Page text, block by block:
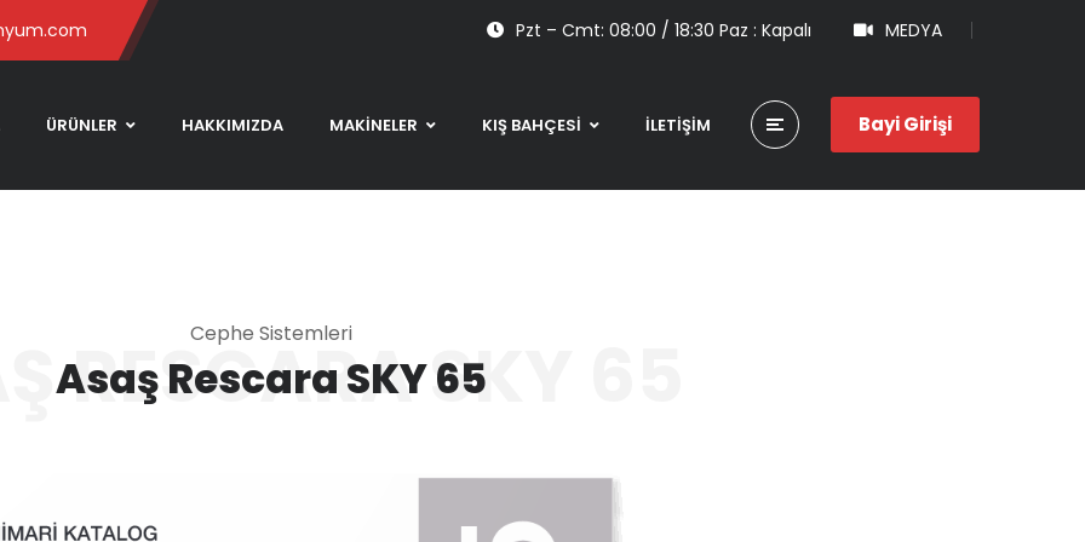
Pzt – Cmt: 08:00 / 18:30 Paz : Kapalı MEDYA
Bayi Girişi
ÜRÜNLER HAKKIMIZDA MAKİNELER KIŞ BAHÇESİ İLETİŞİM
RESCARA SKY 65
Cephe Sistemleri
Asaş Rescara SKY 65